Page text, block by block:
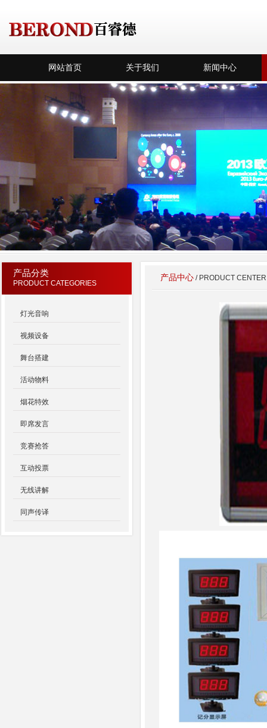
网站首页 关于我们 新闻中心
产品分类
PRODUCT CATEGORIES
灯光音响
视频设备
舞台搭建
活动物料
烟花特效
即席发言
竞赛抢答
互动投票
无线讲解
同声传译
产品中心 / PRODUCT CENTER